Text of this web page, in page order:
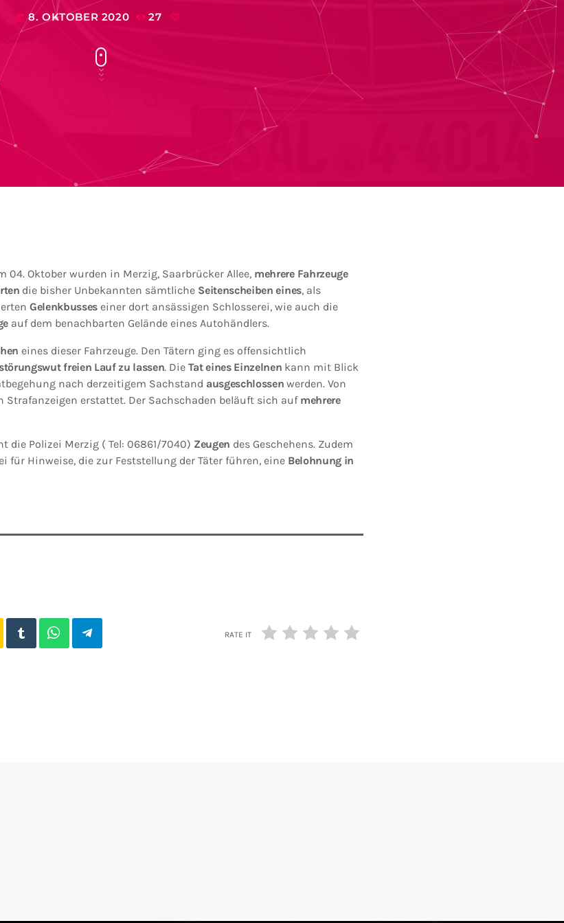
today 8. OKTOBER 2020 27
04. Oktober wurden in Merzig, Saarbrücker Allee, mehrere Fahrzeuge
die bisher Unbekannten sämtliche Seitenscheiben eines, als
Gelenkbusses einer dort ansässigen Schlosserei, wie auch die
auf dem benachbarten Gelände eines Autohändlers.
eines dieser Fahrzeuge. Den Tätern ging es offensichtlich
freien Lauf zu lassen. DieTat eines Einzelnen kann mit Blick
nach derzeitigem Sachstand ausgeschlossenwerden. Von
Strafanzeigen erstattet. Der Sachschaden beläuft sich auf mehrere
die Polizei Merzig ( Tel: 06861/7040) Zeugen des Geschehens. Zudem
für Hinweise, die zur Feststellung der Täter führen, eine Belohnung in
RATE IT